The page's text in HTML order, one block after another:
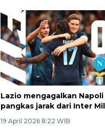
Lazio mengagalkan Napoli
pangkas jarak dari Inter
19 April 2026 8:22 WIB